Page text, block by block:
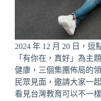
2024 年 12 月 20 日，逗
「有你在，真好」為主
健康，三個集團佈局的
民眾見面，邀請大家一
看見台灣教育可以不一